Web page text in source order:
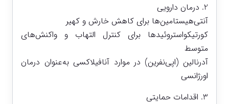
2. درمان دارویی
آنتی‌هیستامین‌ها برای کاهش خارش و کهیر
کورتیکواستروئیدها برای کنترل التهاب و واکنش‌های
متوسط
آدرنالین (اپی‌نفرین) در موارد آنافیلاکسی به‌عنوان درمان
اورژانسی
3. اقدامات حمایتی